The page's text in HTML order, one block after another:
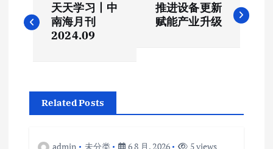
章
航
天天学习丨中
南海月刊
2024.09
推进设备更新
赋能产业升级
Related Posts
admin 未分类 6 8 月, 2026 5 views